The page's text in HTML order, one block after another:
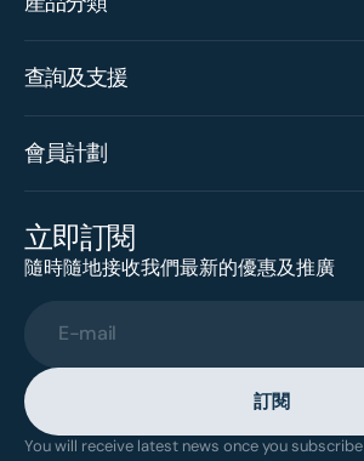
查詢及支援
會員計劃
立即訂閱
隨時隨地接收我們最新的優惠及推廣
E-mail
訂閱
You will receive latest news once you subscribe